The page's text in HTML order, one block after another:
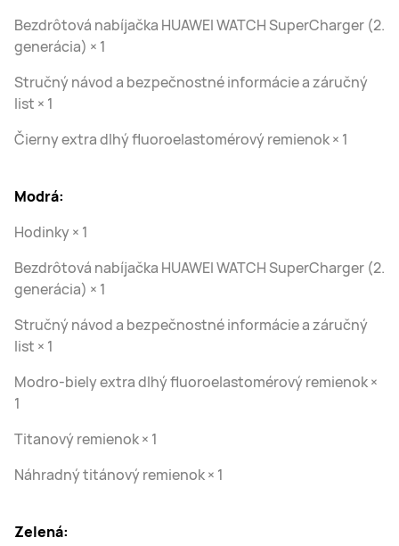
Bezdrôtová nabíjačka HUAWEI WATCH SuperCharger (2.
generácia) × 1
Stručný návod a bezpečnostné informácie a záručný
list × 1
Čierny extra dlhý fluoroelastomérový remienok × 1
Modrá:
Hodinky × 1
Bezdrôtová nabíjačka HUAWEI WATCH SuperCharger (2.
generácia) × 1
Stručný návod a bezpečnostné informácie a záručný
list × 1
Modro-biely extra dlhý fluoroelastomérový remienok ×
1
Titanový remienok × 1
Náhradný titánový remienok × 1
Zelená: